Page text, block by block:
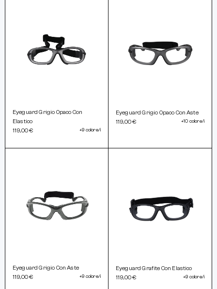
Eyeguard Grigio Opaco Con
Elastico
119,00 €
+9 colore/i
Eyeguard Grigio Opaco Con Aste
119,00 €
+10 colore/i
Eyeguard Grigio Con Aste
119,00 €
+9 colore/i
Eyeguard Grafite Con Elastico
119,00 €
+9 colore/i